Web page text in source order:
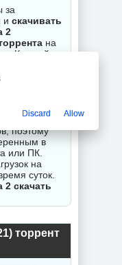
за
и скачивать
2
на
Каждый
ваших
по
не
поэтому
в
или ПК.
на
суток.
скачать
торрент
Discard Allow